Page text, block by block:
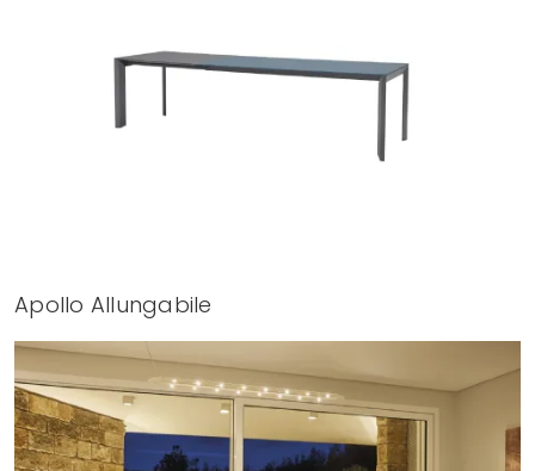
Apollo Allungabile